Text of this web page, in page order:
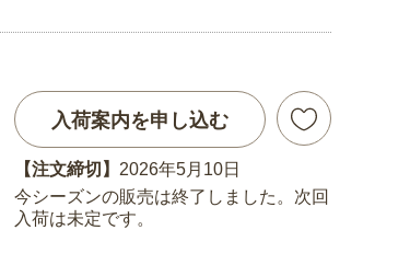
入荷案内を申し込む
【注文締切】 2026年5月10日
今シーズンの販売は終了しました。次回
入荷は未定です。